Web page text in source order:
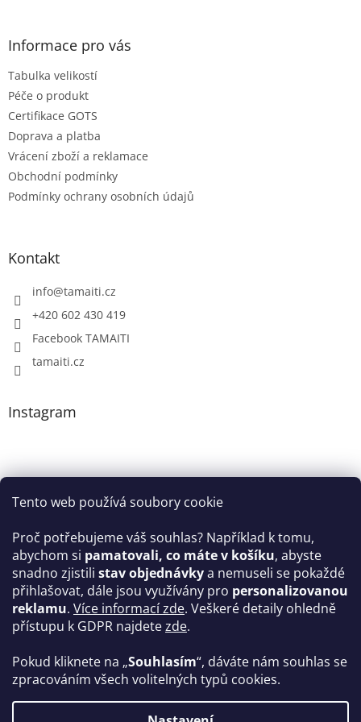
Tento web používá soubory cookie
Proč potřebujeme váš souhlas? Například k tomu,
abychom si pamatovali, co máte v košíku, abyste
snadno zjistili stav objednávkya nemuseli se pokaždé
přihlašovat, dále jsou využívány pro personalizovanou
reklamu. Více informací zde. Veškeré detaily ohledně
přístupu k GDPR najdetezde.
Pokud kliknete na „Souhlasím“, dáváte nám souhlas se
zpracováním všech volitelných typů cookies.
Informace pro vás
Tabulka velikostí
Péče o produkt
Certifikace GOTS
Doprava a platba
Vrácení zboží a reklamace
Obchodní podmínky
Podmínky ochrany osobních údajů
Kontakt
info@tamaiti.cz
+420 602 430 419
Facebook TAMAITI
tamaiti.cz
Instagram
Sledovat na Instagramu
Facebook